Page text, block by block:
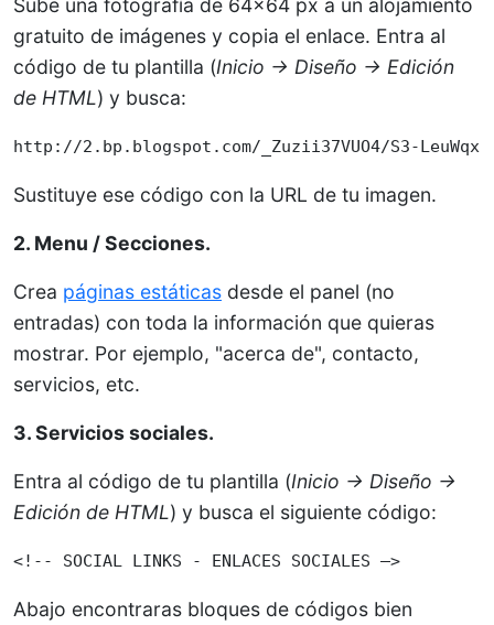
Sube una fotografía de 64×64 px a un alojamiento
gratuito de imágenes y copia el enlace. Entra al
código de tu plantilla (Inicio → Diseño → Edición
de HTML) y busca:
http://2.bp.blogspot.com/_Zuzii37VUO4/S3-LeuWqxZI/
Sustituye ese código con la URL de tu imagen.
2. Menu / Secciones.
Crea páginas estáticas desde el panel (no
entradas) con toda la información que quieras
mostrar. Por ejemplo, "acerca de", contacto,
servicios, etc.
3. Servicios sociales.
Entra al código de tu plantilla (Inicio → Diseño →
Edición de HTML) y busca el siguiente código:
<!-- SOCIAL LINKS - ENLACES SOCIALES –>
Abajo encontraras bloques de códigos bien